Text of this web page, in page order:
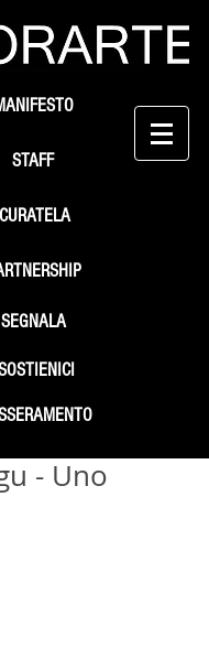
STAFF
SEGNALA
CURATELA
- Uno